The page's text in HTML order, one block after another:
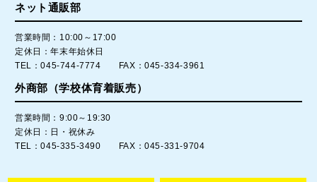
ネット通販部
営業時間：10:00～17:00
定休日：年末年始休日
TEL：045-744-7774 FAX：045-334-3961
外商部（学校体育着販売）
営業時間：9:00～19:30
定休日：日・祝休み
TEL：045-335-3490 FAX：045-331-9704